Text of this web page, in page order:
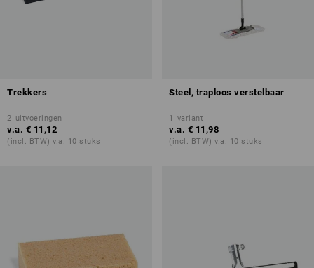
Trekkers
2 uitvoeringen
v.a. € 11,12
(incl. BTW) v.a. 10 stuks
Steel, traploos verstelbaar
1 variant
v.a. € 11,98
(incl. BTW) v.a. 10 stuks